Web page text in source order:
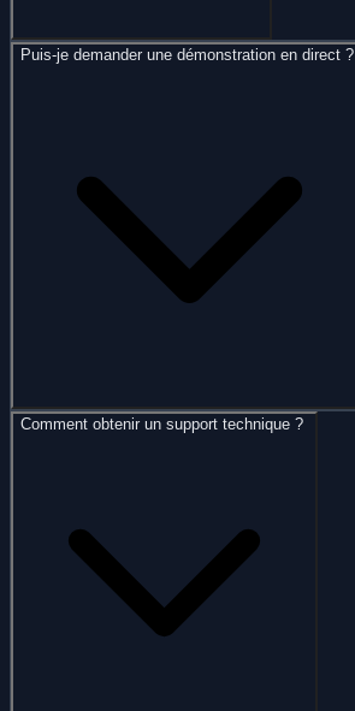
Puis-je demander une démonstration en direct ?
Comment obtenir un support technique ?